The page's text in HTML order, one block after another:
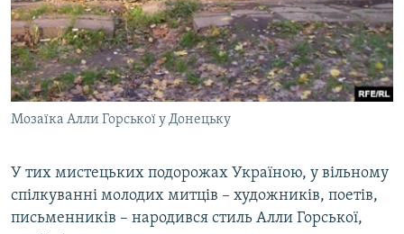
Мозаїка Алли Горської у Донецьку
У тих мистецьких подорожах Україною, у вільному
спілкуванні молодих митців – художників, поетів,
письменників – народився стиль Алли Горської,